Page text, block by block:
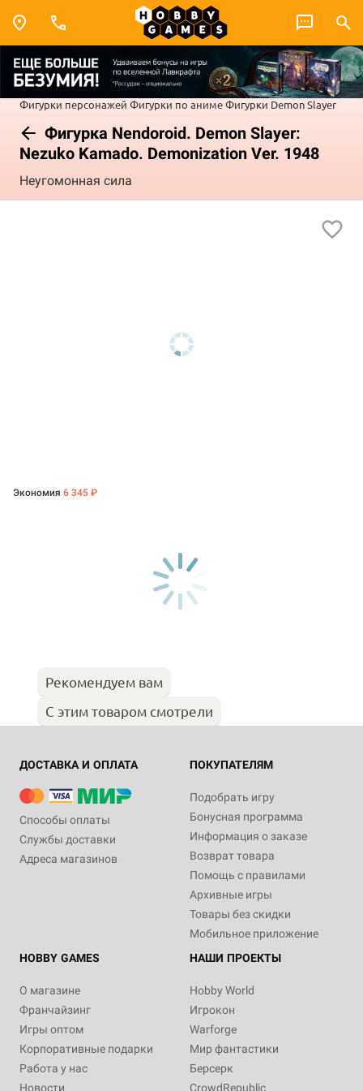
Фигурки персонажей Фигурки по анимеФигурки Demon Slayer
Фигурка Nendoroid. Demon Slayer:
Nezuko Kamado. Demonization Ver. 1948
Неугомонная сила
Экономия 6 345 ₽
Рекомендуем вам
С этим товаром смотрели
ДОСТАВКА И ОПЛАТА
Способы оплаты
Службы доставки
Адреса магазинов
ПОКУПАТЕЛЯМ
Подобрать игру
Бонусная программа
Информация о заказе
Возврат товара
Помощь с правилами
Архивные игры
Товары без скидки
Мобильное приложение
HOBBY GAMES
О магазине
Франчайзинг
Игры оптом
Корпоративные подарки
Работа у нас
Новости
НАШИ ПРОЕКТЫ
Hobby World
Игрокон
Warforge
Мир фантастики
Берсерк
CrowdRepublic